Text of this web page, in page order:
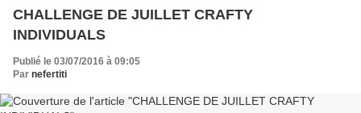
CHALLENGE DE JUILLET CRAFTY
INDIVIDUALS
Publié le 03/07/2016 à 09:05
Par nefertiti